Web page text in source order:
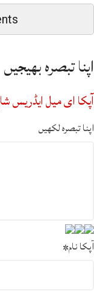
اپنا تبصرہ بھیجیں
آپکا ای میل ایڈریس
اپنا تبصرہ لکھیں
آپکا نام*